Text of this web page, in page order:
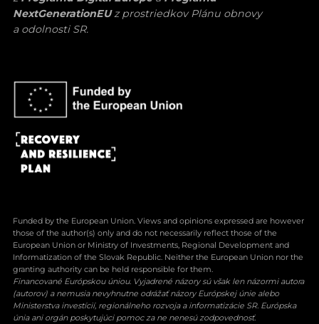
NextGenerationEUz prostriedkov Plánu obnovy
a odolnosti SR.
Funded by the European Union. Views and opinions expressed are however
those of the author(s) only and do not necessarily reflect those of the
European Union or Ministry of Investments, Regional Development and
Informatization of the Slovak Republic. Neither the European Union nor the
granting authority can be held responsible for them.
Financované Európskou úniou. Vyjadrené názory sú však len názormi autora
(autorov) a nemusia nevyhnutne odrážať názory Európskej únie alebo
Ministerstva investícií, regionálneho rozvoja a informatizácie SR. Európska
únia ani orgán poskytujúci pomoc za ne nenesú zodpovednosť.